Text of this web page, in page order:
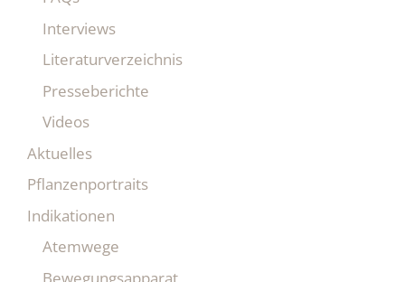
Interviews
Literaturverzeichnis
Presseberichte
Videos
Aktuelles
Pflanzenportraits
Indikationen
Atemwege
Bewegungsapparat